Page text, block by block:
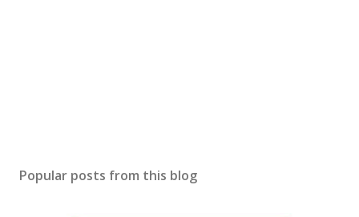
Popular posts from this blog